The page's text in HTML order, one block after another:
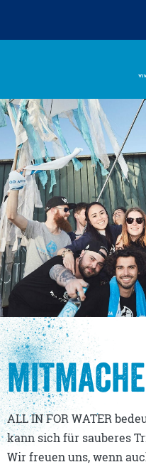
ALL IN FOR WATER
kann sich für sauberes
Wir freuen uns, wenn